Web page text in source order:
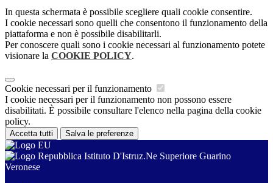
In questa schermata è possibile scegliere quali cookie consentire.
I cookie necessari sono quelli che consentono il funzionamento della
piattaforma e non è possibile disabilitarli.
Per conoscere quali sono i cookie necessari al funzionamento potete
visionare la COOKIE POLICY.
Cookie necessari per il funzionamento
I cookie necessari per il funzionamento non possono essere
disabilitati. È possibile consultare l'elenco nella pagina della cookie
policy.
Accetta tutti Salva le preferenze
Istituto D'Istruz.Ne Superiore Guarino
Veronese